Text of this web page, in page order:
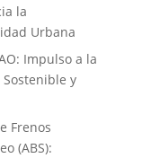
la
Urbana
Impulso a la
y
Frenos
(ABS):